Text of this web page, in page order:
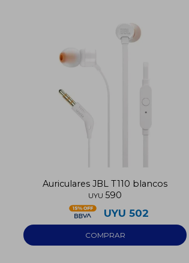
Auriculares JBL T110 blancos
UYU 590
UYU 502